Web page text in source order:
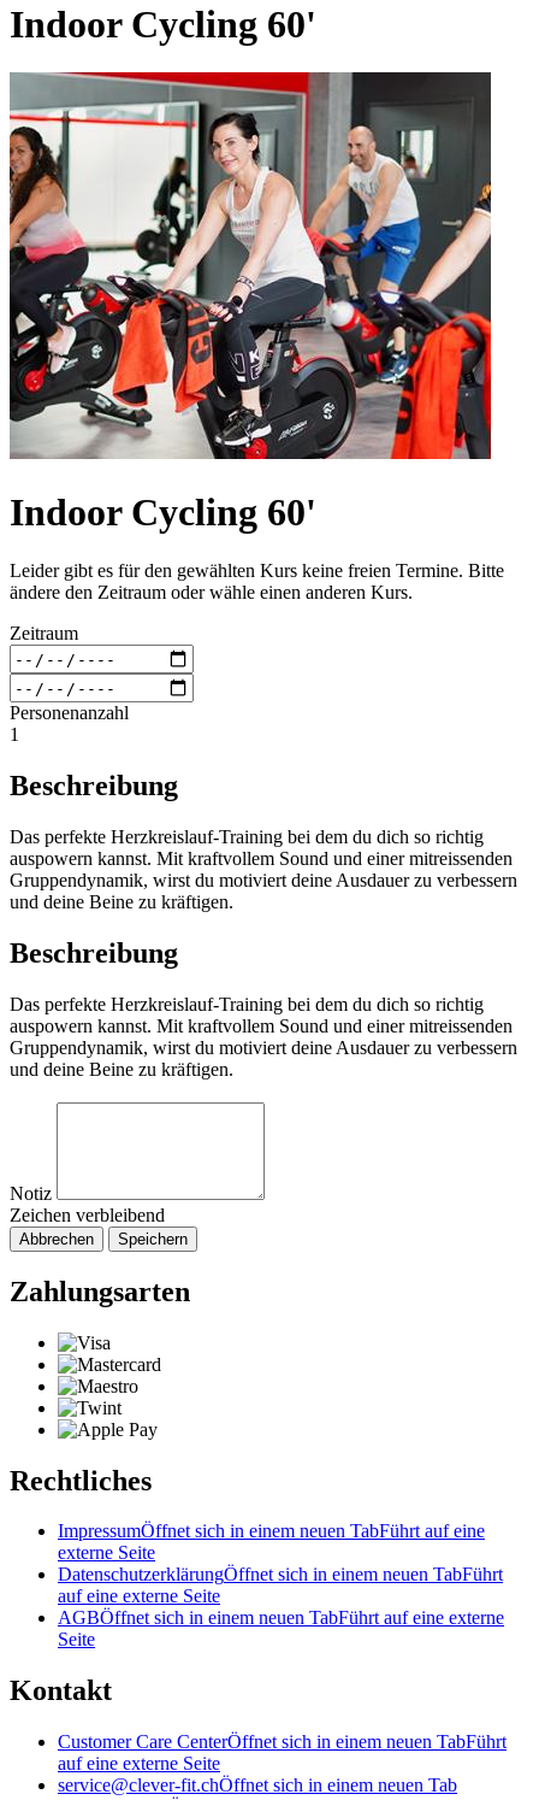
Indoor Cycling 60'
Indoor Cycling 60'
Leider gibt es für den gewählten Kurs keine freien Termine. Bitte
ändere den Zeitraum oder wähle einen anderen Kurs.
Zeitraum
Personenanzahl
1
Beschreibung
Das perfekte Herzkreislauf-Training bei dem du dich so richtig
auspowern kannst. Mit kraftvollem Sound und einer mitreissenden
Gruppendynamik, wirst du motiviert deine Ausdauer zu verbessern
und deine Beine zu kräftigen.
Beschreibung
Das perfekte Herzkreislauf-Training bei dem du dich so richtig
auspowern kannst. Mit kraftvollem Sound und einer mitreissenden
Gruppendynamik, wirst du motiviert deine Ausdauer zu verbessern
und deine Beine zu kräftigen.
Notiz
Zeichen verbleibend
Abbrechen Speichern
Zahlungsarten
Rechtliches
ImpressumÖffnet sich in einem neuen TabFührt auf eine
externe Seite
DatenschutzerklärungÖffnet sich in einem neuen TabFührt
auf eine externe Seite
AGBÖffnet sich in einem neuen TabFührt auf eine externe
Seite
Kontakt
Customer Care CenterÖffnet sich in einem neuen TabFührt
auf eine externe Seite
service@clever-fit.chÖffnet sich in einem neuen Tab